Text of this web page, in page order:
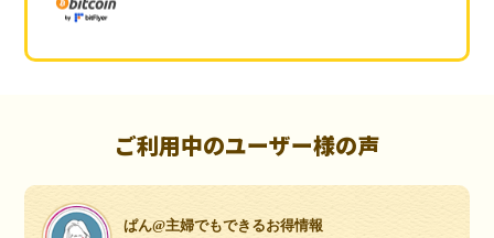
ご利用中のユーザー様の声
ぱん@主婦でもできるお得情報